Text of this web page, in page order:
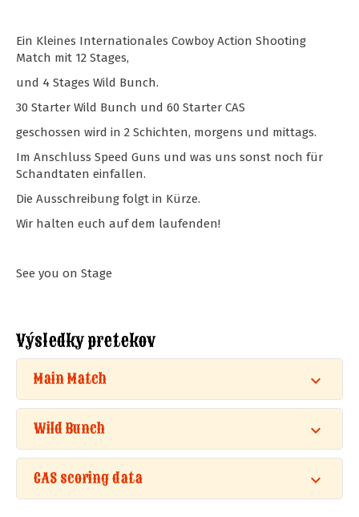
Ein Kleines Internationales Cowboy Action Shooting
Match mit 12 Stages,
und 4 Stages Wild Bunch.
30 Starter Wild Bunch und 60 Starter CAS
geschossen wird in 2 Schichten, morgens und mittags.
Im Anschluss Speed Guns und was uns sonst noch für
Schandtaten einfallen.
Die Ausschreibung folgt in Kürze.
Wir halten euch auf dem laufenden!
See you on Stage
Výsledky pretekov
Main Match
Wild Bunch
CAS scoring data